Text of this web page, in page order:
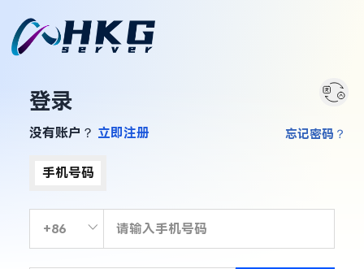
登录
没有账户？ 立即注册
手机号码
忘记密码？